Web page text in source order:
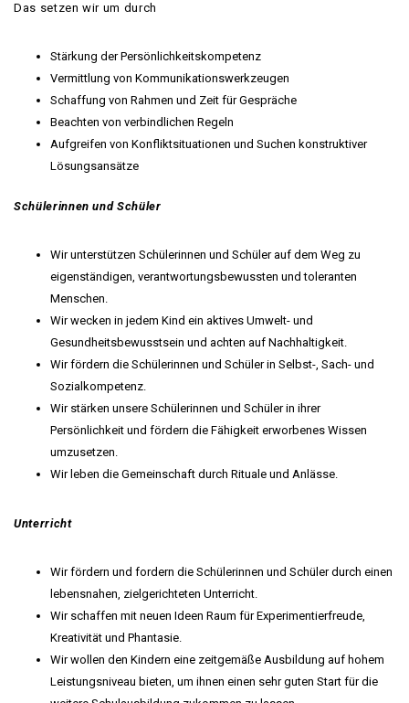
Das setzen wir um durch
Stärkung der Persönlichkeitskompetenz
Vermittlung von Kommunikationswerkzeugen
Schaffung von Rahmen und Zeit für Gespräche
Beachten von verbindlichen Regeln
Aufgreifen von Konfliktsituationen und Suchen konstruktiver
Lösungsansätze
Schülerinnen und Schüler
Wir unterstützen Schülerinnen und Schüler auf dem Weg zu
eigenständigen, verantwortungsbewussten und toleranten
Menschen.
Wir wecken in jedem Kind ein aktives Umwelt- und
Gesundheitsbewusstsein und achten auf Nachhaltigkeit.
Wir fördern die Schülerinnen und Schüler in Selbst-, Sach- und
Sozialkompetenz.
Wir stärken unsere Schülerinnen und Schüler in ihrer
Persönlichkeit und fördern die Fähigkeit erworbenes Wissen
umzusetzen.
Wir leben die Gemeinschaft durch Rituale und Anlässe.
Unterricht
Wir fördern und fordern die Schülerinnen und Schüler durch einen
lebensnahen, zielgerichteten Unterricht.
Wir schaffen mit neuen Ideen Raum für Experimentierfreude,
Kreativität und Phantasie.
Wir wollen den Kindern eine zeitgemäße Ausbildung auf hohem
Leistungsniveau bieten, um ihnen einen sehr guten Start für die